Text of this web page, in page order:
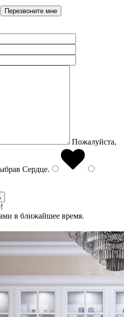
Пожалуйста,
Сердце.
в ближайшее время.